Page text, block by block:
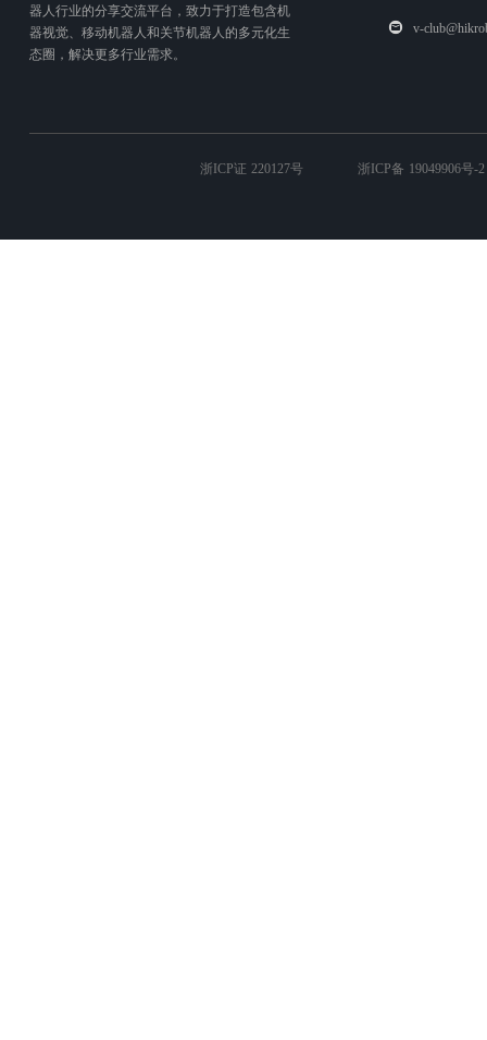
器人行业的分享交流平台，致力于打造包含机
器视觉、移动机器人和关节机器人的多元化生
态圈，解决更多行业需求。
v-
浙ICP证 220127号 浙ICP备 19049906号-2